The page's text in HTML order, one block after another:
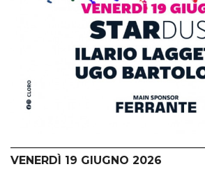
VENERDÌ 19 GIUGNO 2026